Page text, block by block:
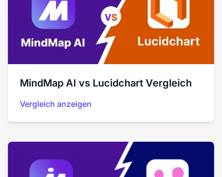
MindMap AI vs Lucidchart Vergleich
Vergleich anzeigen